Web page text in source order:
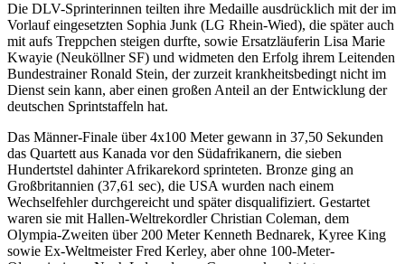
Die DLV-Sprinterinnen teilten ihre Medaille ausdrücklich mit der im
Vorlauf eingesetzten Sophia Junk (LG Rhein-Wied), die später auch
mit aufs Treppchen steigen durfte, sowie Ersatzläuferin Lisa Marie
Kwayie (Neuköllner SF) und widmeten den Erfolg ihrem Leitenden
Bundestrainer Ronald Stein, der zurzeit krankheitsbedingt nicht im
Dienst sein kann, aber einen großen Anteil an der Entwicklung der
deutschen Sprintstaffeln hat.
Das Männer-Finale über 4x100 Meter gewann in 37,50 Sekunden
das Quartett aus Kanada vor den Südafrikanern, die sieben
Hundertstel dahinter Afrikarekord sprinteten. Bronze ging an
Großbritannien (37,61 sec), die USA wurden nach einem
Wechselfehler durchgereicht und später disqualifiziert. Gestartet
waren sie mit Hallen-Weltrekordler Christian Coleman, dem
Olympia-Zweiten über 200 Meter Kenneth Bednarek, Kyree King
sowie Ex-Weltmeister Fred Kerley, aber ohne 100-Meter-